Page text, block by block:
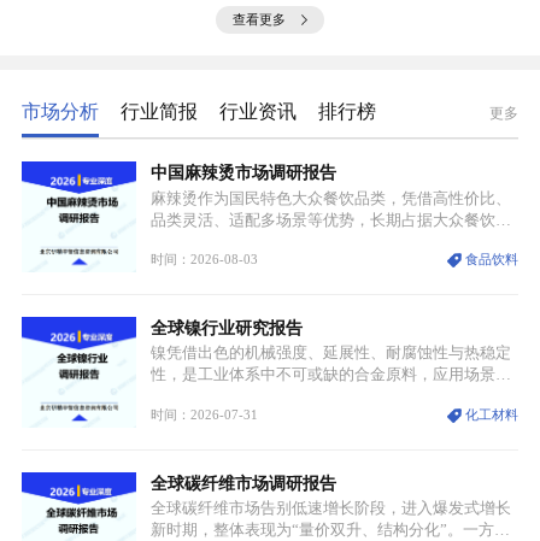
查看更多
市场分析 行业简报 行业资讯 排行榜 更多
中国麻辣烫市场调研报告
麻辣烫作为国民特色大众餐饮品类，凭借高性价比、
品类灵活、适配多场景等优势，长期占据大众餐饮重
型，叠加消费需求升级、线上流量变革、新零售业态
特点，在消费、创业、政策、技术多重驱动下，依旧
具备强劲的发展活力。
时间：2026-08-03 食品饮料
全球镍行业研究报告
镍凭借出色的机械强度、延展性、耐腐蚀性与热稳定
性，是工业体系中不可或缺的合金原料，应用场景横
用价值难以被替代。依托理化优势，镍被全球主要经
型为新能源核心战略矿产，全球产业形成“印尼掌控
资源与产能、中国主导消费与技术、工艺向低碳湿法
迭代、再生镍加速补位”的全新格局。
时间：2026-07-31 化工材料
全球碳纤维市场调研报告
全球碳纤维市场告别低速增长阶段，进入爆发式增长
新时期，整体表现为“量价双升、结构分化”。一方面